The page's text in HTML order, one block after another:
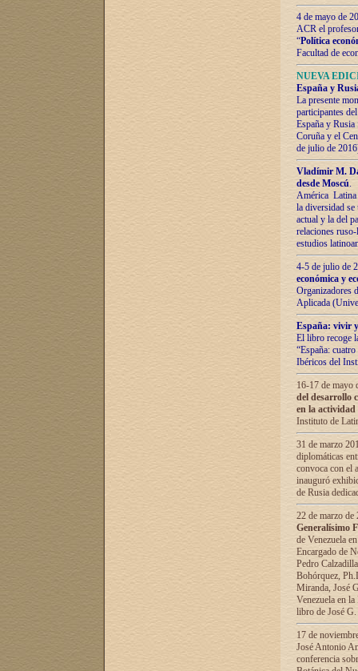
4 de mayo de
ACR el
“Política
Facultad de
NUEVA
España y
La presente
participantes
España y
Coruña y el
de julio de
Vladímir М.
desde Moscú.
América Latina
la diversidad
actual у lа del
relaciones
estudios
4-5 de julio de
económica y
Organizadores
Aplicada
España: vivir
El libro recoge
“España:
Ibéricos del
16-17 de mayo
del desarrollo
en la
Instituto de
31 de marzo
diplomáticas
convoca con el
inauguró
de Rusia
22 de marzo
Generalísimo
de Venezuela
Encargado de
Pedro
Bohórquez,
Miranda, José
Venezuela en
libro de José
17 de
José Antonio
conferencia